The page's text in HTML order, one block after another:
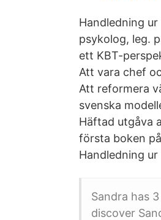
Handledning
psykolog, leg.
ett KBT-
Att vara chef
Att reformera
svenska
Häftad utgåva
första boken
Handledning
Sandra has
discover